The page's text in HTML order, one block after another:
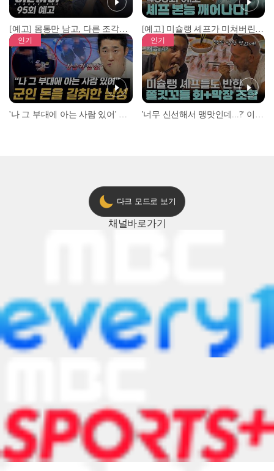
[예고] 몸통만 남고, 다른 조각은 어디에..? 시화호에서 드러난 충격적인 토막 살인사건! [예고] 미슐랭 셰프가 미쳐버린 이유! 본능이 깨어난 사건은?
인기 인기
다크 모드로 보기
채널바로가기